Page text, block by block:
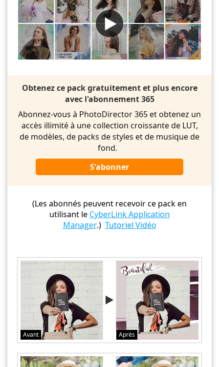
Obtenez ce pack gratuitement et plus encore
avec l'abonnement 365
Abonnez-vous à PhotoDirector 365 et obtenez un
accès illimité à une collection croissante de LUT,
de modèles, de packs de styles et de musique de
fond.
S'abonner
(Les abonnés peuvent recevoir ce pack en
utilisant leCyberLink Application
Manager.) Tutoriel Vidéo
Avant Après